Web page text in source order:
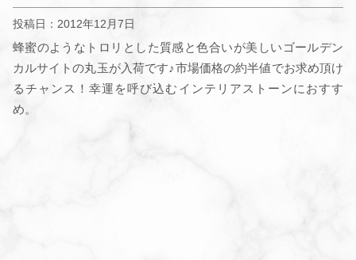
投稿日：2012年12月7日
蜂蜜のようなトロリとした質感と色合いが美しいゴールデン
カルサイトの丸玉が入荷です♪市場価格の約半値でお求め頂け
るチャンス！幸運を呼び込むインテリアストーンにおすす
め。